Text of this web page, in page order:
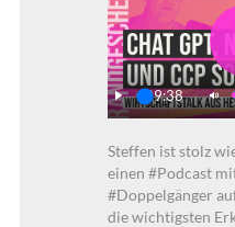
Play
29:38
Steffen ist stolz
einen #Podcast
#Doppelgänger
die wichtigsten